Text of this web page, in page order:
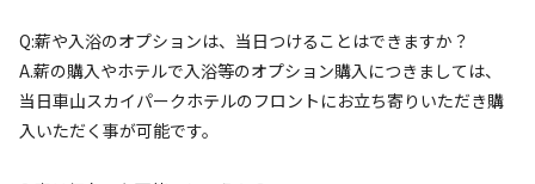
Q:薪や入浴のオプションは、当日つけることはできますか？
A.薪の購入やホテルで入浴等のオプション購入につきましては、
当日車山スカイパークホテルのフロントにお立ち寄りいただき購
入いただく事が可能です。